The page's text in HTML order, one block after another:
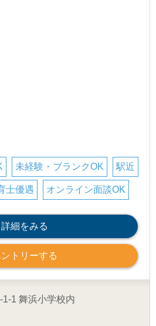
未経験・ブランクOK 駅近
士優遇 オンライン面談OK
詳細をみる
トリーする
1 舞浜小学校内